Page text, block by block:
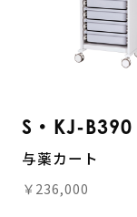
S・KJ-B390
与薬カート
￥236,000